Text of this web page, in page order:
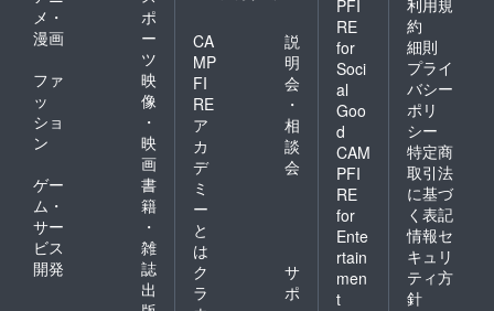
メ・
漫画
ポ
ー
ツ
ファ
ッ
ショ
ン
映
像
・
映
画
ゲー
ム・
サー
ビス
開発
書
籍
・
雑
誌
出
CA
MP
FI
RE
ア
カ
デ
ミ
ー
と
は
説
明
会
・
相
談
会
ク
ラ
サ
ポ
PFI
RE
for
Soci
al
Goo
d
CAM
PFI
RE
for
Ente
rtain
men
t
利用規
約
細則
プライ
バシー
ポリ
シー
特定商
取引法
に基づ
く表記
情報セ
キュリ
ティ方
針